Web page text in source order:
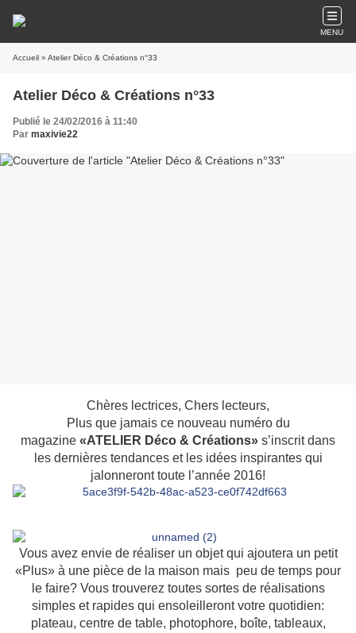
MENU
Accueil » Atelier Déco & Créations n°33
Atelier Déco & Créations n°33
Publié le 24/02/2016 à 11:40
Par maxivie22
Chères lectrices, Chers lecteurs,
Plus que jamais ce nouveau numéro du
magazine «ATELIER Déco & Créations» s’inscrit dans
les dernières tendances et les idées inspirantes qui
jalonneront toute l’année 2016!
Vous avez envie de réaliser un objet qui ajoutera un petit
«Plus» à une pièce de la maison mais peu de temps pour
le faire? Vous trouverez toutes sortes de réalisations
simples et rapides qui ensoleilleront votre quotidien:
plateau, centre de table, photophore, boîte, tableaux,